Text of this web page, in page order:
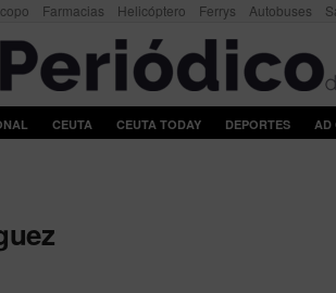
Farmacias Helicóptero Ferrys Autobuses
CEUTA CEUTA TODAY DEPORTES AD